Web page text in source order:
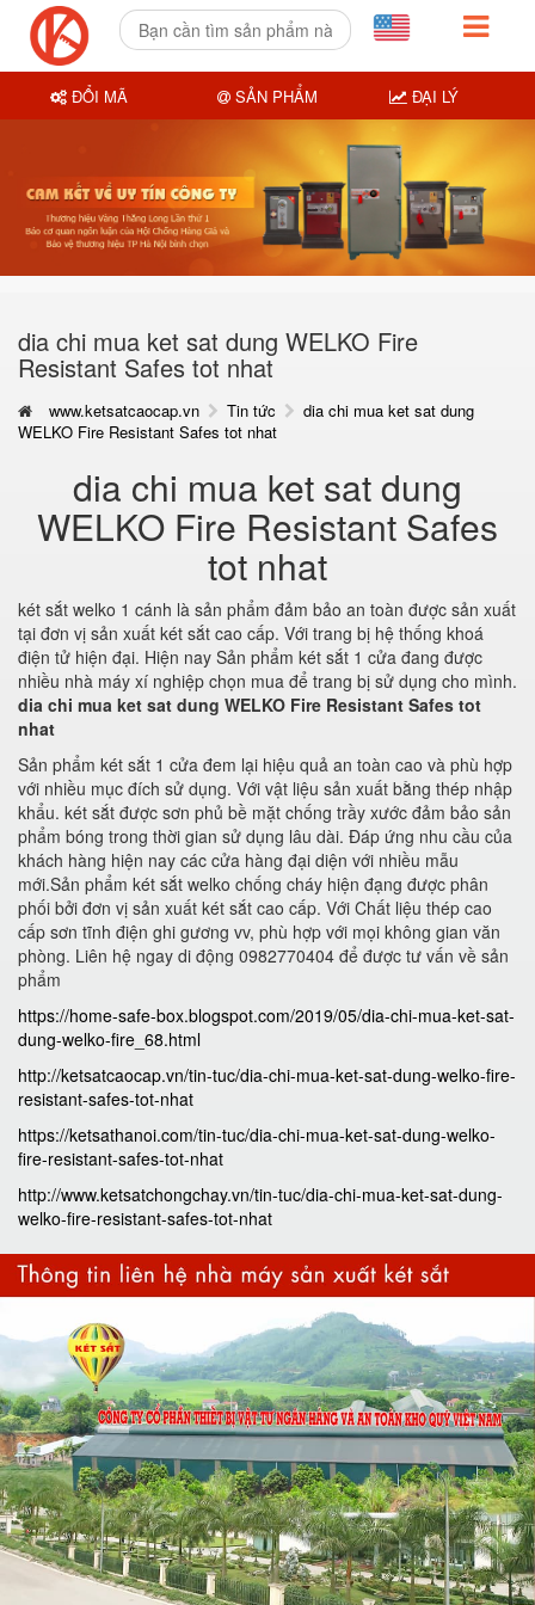
dia chi mua ket sat dung WELKO Fire
Resistant Safes tot nhat
www.ketsatcaocap.vn Tin tức
dia chi mua ket sat dung
WELKO Fire Resistant Safes tot nhat
dia chi mua ket sat dung
WELKO Fire Resistant Safes
tot nhat
két sắt welko 1 cánh là sản phẩm đảm bảo an toàn được sản xuất
tại đơn vị sản xuất két sắt cao cấp. Với trang bị hệ thống khoá
điện tử hiện đại. Hiện nay Sản phẩm két sắt 1 cửa đang được
nhiều nhà máy xí nghiệp chọn mua để trang bị sử dụng cho mình.
dia chi mua ket sat dung WELKO Fire Resistant Safes tot
nhat
Sản phẩm két sắt 1 cửa đem lại hiệu quả an toàn cao và phù hợp
với nhiều mục đích sử dụng. Với vật liệu sản xuất bằng thép nhập
khẩu. két sắt được sơn phủ bề mặt chống trầy xước đảm bảo sản
phẩm bóng trong thời gian sử dụng lâu dài. Đáp ứng nhu cầu của
khách hàng hiện nay các cửa hàng đại diện với nhiều mẫu
mới.Sản phẩm két sắt welko chống cháy hiện đạng được phân
phối bởi đơn vị sản xuất két sắt cao cấp. Với Chất liệu thép cao
cấp sơn tĩnh điện ghi gương vv, phù hợp với mọi không gian văn
phòng. Liên hệ ngay di động 0982770404 để được tư vấn về sản
phẩm
https://home-safe-box.blogspot.com/2019/05/dia-chi-mua-ket-sat-
dung-welko-fire_68.html
http://ketsatcaocap.vn/tin-tuc/dia-chi-mua-ket-sat-dung-welko-fire-
resistant-safes-tot-nhat
https://ketsathanoi.com/tin-tuc/dia-chi-mua-ket-sat-dung-welko-
fire-resistant-safes-tot-nhat
http://www.ketsatchongchay.vn/tin-tuc/dia-chi-mua-ket-sat-dung-
welko-fire-resistant-safes-tot-nhat
ĐỔI MÃ SẢN PHẨM ĐẠI LÝ